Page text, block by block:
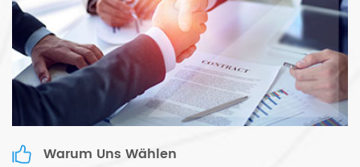
Lösungsanbieter für Blechbearbeitung werden. ----- Unsere
Leute behalten fünf Schlüsselprogramme, um uns erfolgreich zu
machen. ---- Wir wissen, dass unser Fokus auf
Kundenorientierung, Innovationskraft und Qualitätsführerschaft
liegt qualifizierter Service.
Warum Uns Wählen